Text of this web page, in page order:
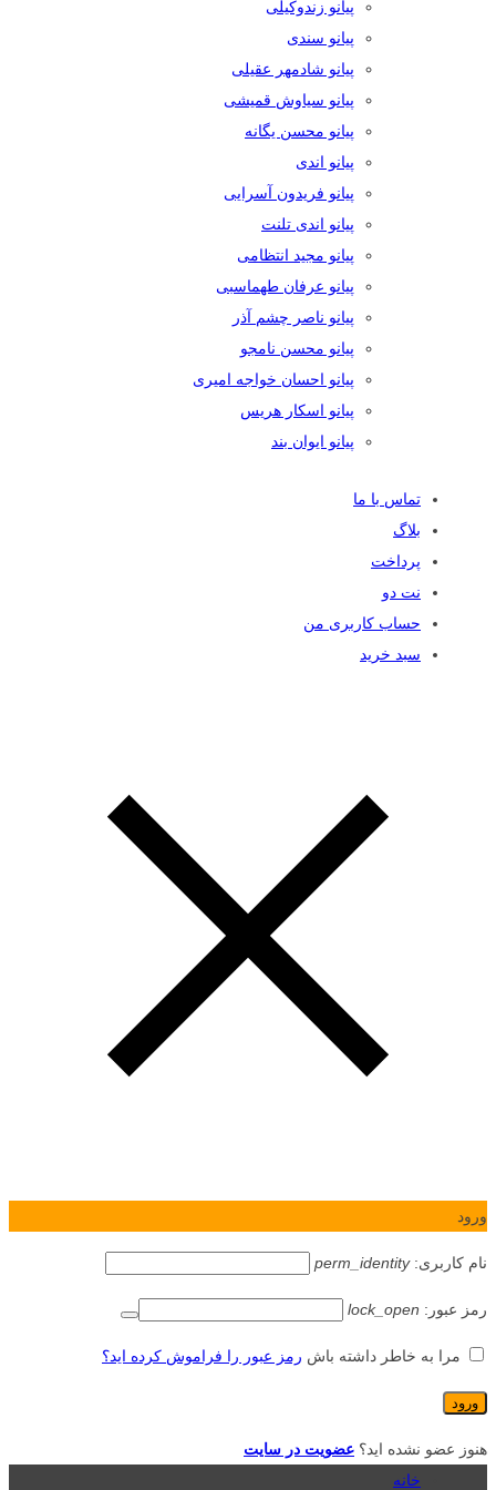
پیانو زندوکیلی
پیانو سندی
پیانو شادمهر عقیلی
پیانو سیاوش قمیشی
پیانو محسن یگانه
پیانو اندی
پیانو فریدون آسرایی
پیانو اندی تلنت
پیانو مجید انتظامی
پیانو عرفان طهماسبی
پیانو ناصر چشم آذر
پیانو محسن نامجو
پیانو احسان خواجه امیری
پیانو اسکار هریس
پیانو ایوان بند
تماس با ما
بلاگ
پرداخت
نت دو
حساب کاربری من
سبد خرید
ورود
نام کاربری:perm_identity
رمز عبور: lock_open
مرا به خاطر داشته باش رمز عبور را فراموش کرده اید؟
هنوز عضو نشده اید؟ عضویت در سایت
خانه